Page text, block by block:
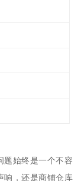
题始终是一个不容
响，还是商铺仓库